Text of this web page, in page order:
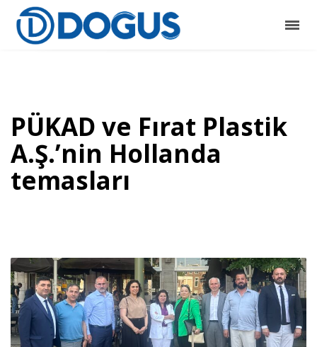
PÜKAD ve Fırat Plastik
A.Ş.’nin Hollanda
temasları